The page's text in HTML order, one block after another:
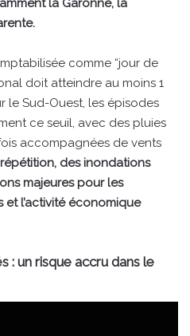
la Garonne, la
comme “jour de
doit atteindre au moins 1
le Sud-Ouest, les épisodes
ce seuil, avec des pluies
accompagnées de vents
des inondations
majeures pour les
et l’activité économique
: un risque accru dans le